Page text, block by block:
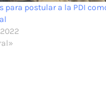
para postular a la PDI